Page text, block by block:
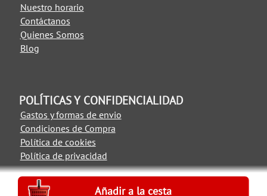
Nuestro horario
Contáctanos
Quienes Somos
Blog
POLÍTICAS Y CONFIDENCIALIDAD
Gastos y formas de envio
Condiciones de Compra
Política de cookies
Política de privacidad